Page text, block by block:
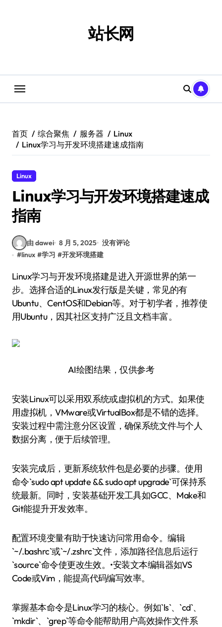
站长网
首页 综合聚焦 服务器
Linux
Linux学习与开发环境搭建速成指南
Linux
Linux学习与开发环境搭建速成
指南
由 dawei 8 月 5, 2025 没有评论
#linux #学习 #开发环境搭建
Linux学习与开发环境搭建是进入开源世界的第一
步。选择合适的Linux发行版是关键，常见的有
Ubuntu、CentOS和Debian等。对于初学者，推荐使
用Ubuntu，因其社区支持广泛且文档丰富。
AI绘图结果，仅供参考
安装Linux可以采用双系统或虚拟机的方式。如果使
用虚拟机，VMware或VirtualBox都是不错的选择。
安装过程中需注意分区设置，确保系统文件与个人
数据分离，便于后续管理。
安装完成后，更新系统软件包是必要的步骤。使用
命令`sudo apt update && sudo apt upgrade`可保持系
统最新。同时，安装基础开发工具如GCC、Make和
Git能提升开发效率。
配置环境变量有助于快速访问常用命令。编辑
`~/.bashrc`或`~/.zshrc`文件，添加路径信息后运行
`source`命令使更改生效。•安装文本编辑器如VS
Code或Vim，能提高代码编写效率。
掌握基本命令是Linux学习的核心。例如`ls`、`cd`、
`mkdir`、`grep`等命令能帮助用户高效操作文件系